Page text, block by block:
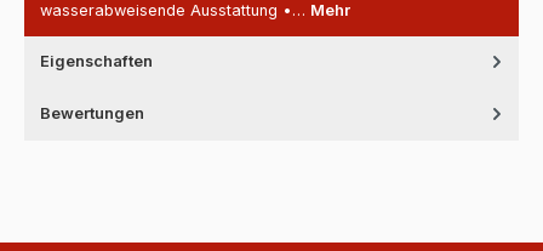
wasserabweisende Ausstattung •… Mehr
Eigenschaften
Bewertungen